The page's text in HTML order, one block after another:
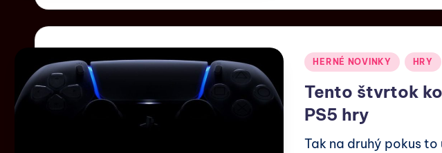
HERNÉ NOVINKY HRY
Tento štvrtok
PS5 hry
Tak na druhý pokus